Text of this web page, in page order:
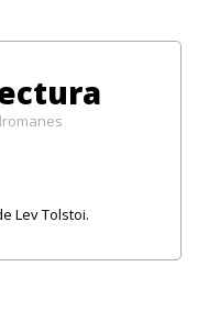
Lev Tolstoi.